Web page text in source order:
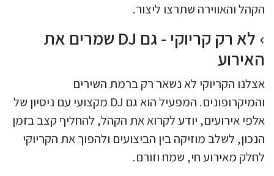
הקהל והאווירה שתרצו ליצור.
לא רק קריוקי - גם DJ שמרים את
האירוע
אצלנו הקריוקי לא נשאר רק ברמת השירים
והמיקרופונים. המפעיל הוא גם DJ מקצועי עם ניסיון של
אלפי אירועים, יודע לקרוא את הקהל, להחליף קצב בזמן
הנכון, לשלב מוזיקה בין הביצועים ולהפוך את הקריוקי
לחלק מאירוע חי, שמח וזורם.